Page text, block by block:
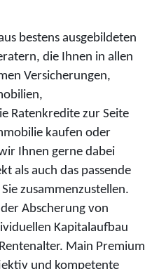
bestens ausgebildeten
die Ihnen in allen
Versicherungen,
Ratenkredite zur Seite
kaufen oder
Ihnen gerne dabei
als auch das passende
zusammenzustellen.
Abscherung von
Kapitalaufbau
Main Premium
und kompetente